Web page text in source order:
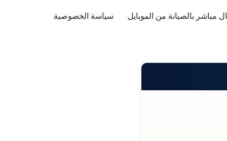
مباشر بالصيانة من الموبايل سياسة الخصوصية